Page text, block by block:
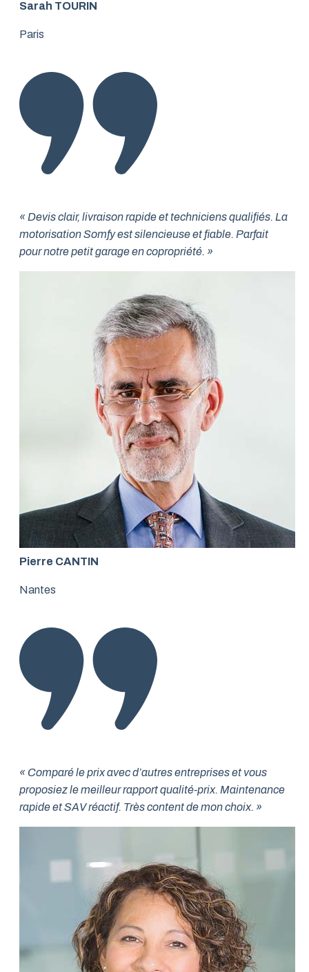
Sarah TOURIN
Paris
« Devis clair, livraison rapide et techniciens qualifiés. La
motorisation Somfy est silencieuse et fiable. Parfait
pour notre petit garage en copropriété. »
Pierre CANTIN
Nantes
« Comparé le prix avec d’autres entreprises et vous
proposiez le meilleur rapport qualité-prix. Maintenance
rapide et SAV réactif. Très content de mon choix. »